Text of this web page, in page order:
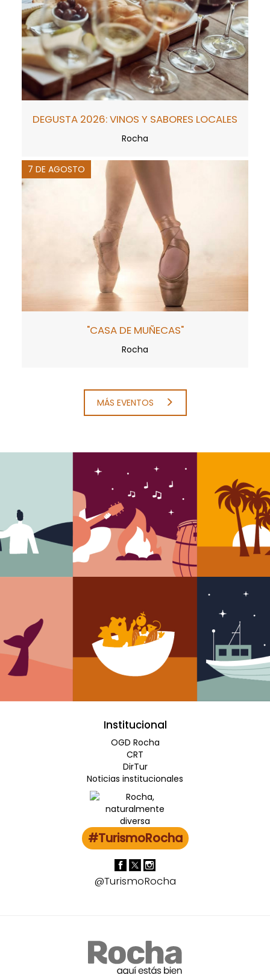
DEGUSTA 2026: VINOS Y SABORES LOCALES
Rocha
7 DE AGOSTO
"CASA DE MUÑECAS"
Rocha
MÁS EVENTOS
Institucional
OGD Rocha
CRT
DirTur
Noticias institucionales
#TurismoRocha
@TurismoRocha